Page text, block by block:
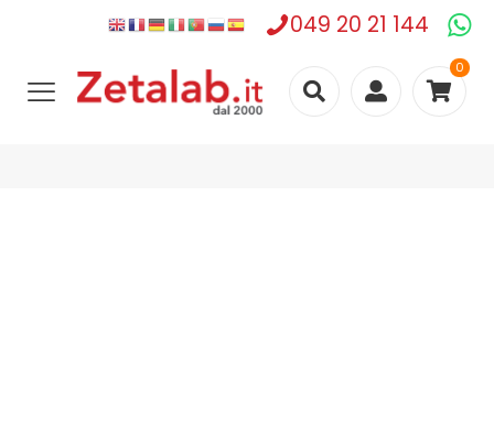
049 20 21 144
0